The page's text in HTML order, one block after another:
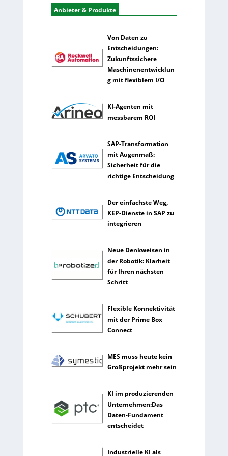
u
n
s
e
n
ü
n
i
n
i
g
z
Anbieter & Produkte
Von Daten zu
Entscheidungen:
Zukunftssichere
Maschinenentwicklun
g mit flexiblem I/O
KI-Agenten mit
messbarem ROI
SAP-Transformation
mit Augenmaß:
Sicherheit für die
richtige Entscheidung
Der einfachste Weg,
KEP-Dienste in SAP zu
integrieren
Neue Denkweisen in
der Robotik: Klarheit
für Ihren nächsten
Schritt
Flexible Konnektivität
mit der Prime Box
Connect
MES muss heute kein
Großprojekt mehr sein
KI im produzierenden
Unternehmen:Das
Daten-Fundament
entscheidet
Industrielle KI als